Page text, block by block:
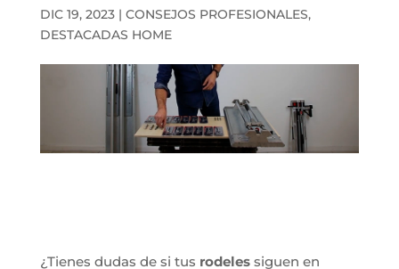
DIC 19, 2023| CONSEJOS PROFESIONALES,
DESTACADAS HOME
¿Tienes dudas de si tus rodelessiguen en